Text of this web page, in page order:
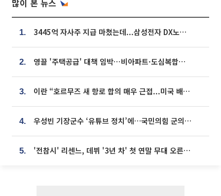
많이 본 뉴스
1. 3445억 자사주 지급 마쳤는데...삼성전자 DX노조, 뒤늦은 '떼쓰기 집회'
2. 영끌 '주택공급' 대책 임박⋯비아파트·도심복합까지 총동원
3. 이란 “호르무즈 새 항로 합의 매우 근접...미국 배상 먼저”
4. 우성빈 기장군수 ‘유튜브 정치’에…국민의힘 군의원들 집단 반발
5. '전참시' 리센느, 데뷔 '3년 차' 첫 연말 무대 오른다⋯"그동안 섭외 안 와"